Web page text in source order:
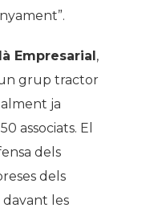
Empresarial,
grup tractor
ja
associats. El
dels
dels
les